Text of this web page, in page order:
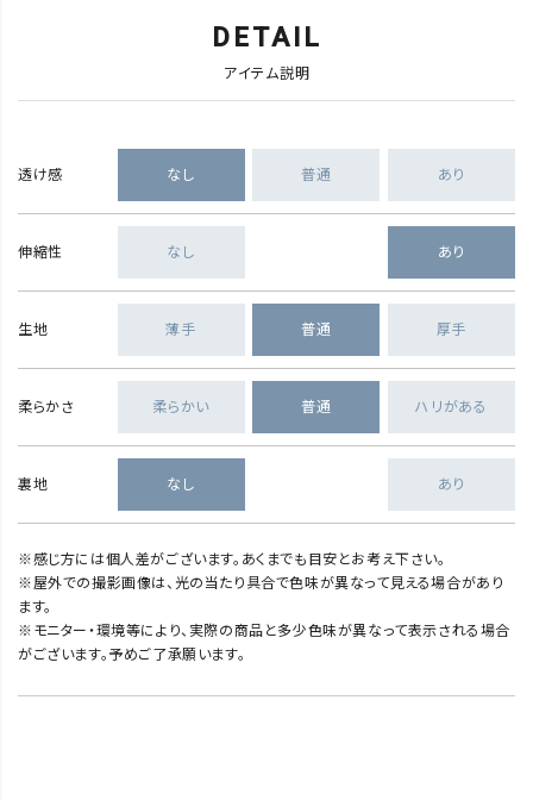
DETAIL
アイテム説明
透け感 なし 普通 あり
伸縮性 なし あり
生地 薄手 普通 厚手
柔らかさ 柔らかい 普通 ハリがある
裏地 なし あり
※感じ方には個人差がございます。あくまでも目安とお考え下さい。
※屋外での撮影画像は、光の当たり具合で色味が異なって見える場合があり
ます。
※モニター・環境等により、実際の商品と多少色味が異なって表示される場合
がございます。予めご了承願います。